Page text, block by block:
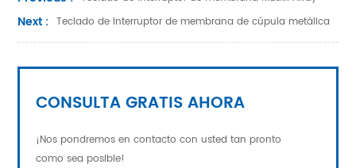
Next : Teclado de interruptor de membrana de cúpula metálica
CONSULTA GRATIS AHORA
¡Nos pondremos en contacto con usted tan pronto
como sea posible!